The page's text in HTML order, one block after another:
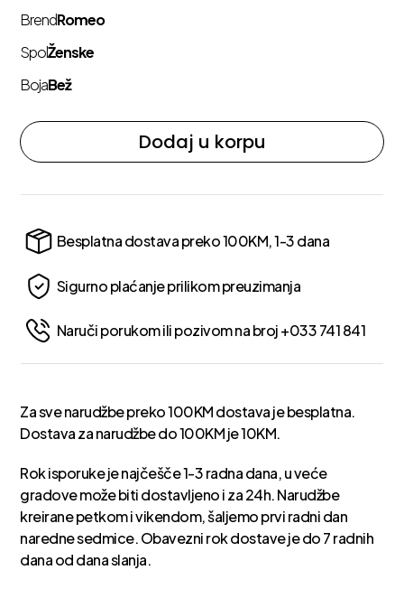
BrendRomeo
SpolŽenske
BojaBež
Dodaj u korpu
Besplatna dostava preko 100KM, 1-3 dana
Sigurno plaćanje prilikom preuzimanja
Naruči porukom ili pozivom na broj +033 741 841
Za sve narudžbe preko 100KM dostava je besplatna.
Dostava za narudžbe do 100KM je 10KM.
Rok isporuke je najčešče 1-3 radna dana, u veće
gradove može biti dostavljeno i za 24h. Narudžbe
kreirane petkom i vikendom, šaljemo prvi radni dan
naredne sedmice. Obavezni rok dostave je do 7 radnih
dana od dana slanja.